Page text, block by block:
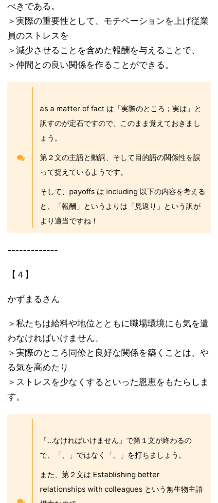
べきである。
＞実際の重要性として、モチベーションを上げ従業
員のストレスを
＞減少させることを含めた報酬を与えることで、
＞仲間との良い関係を作ることができる。
as a matter of fact は「実際のところ；実は」と
訳すのが定石ですので、このまま覚えておきまし
ょう。
第２文の主語と動詞、そして目的語の関係性を誤
って捉えているようです。
そして、payoffs は including 以下の内容を考える
と、「報酬」というよりは「見返り」という訳が
より適当ですね！
-------------
【４】
かずまるさん
＞私たちは給料や地位とともに職場環境にも気を遣
わなければいけません、
＞実際のところ同僚と良好な関係を築くことは、や
る気を高めたり
＞ストレスを少なくするといった恩恵をもたらしま
す。
「…なければいけません」で第１文が終わるの
で、「、」ではなく「。」を打ちましょう。
また、第２文は Establishing better
relationships with colleagues という無生物主語